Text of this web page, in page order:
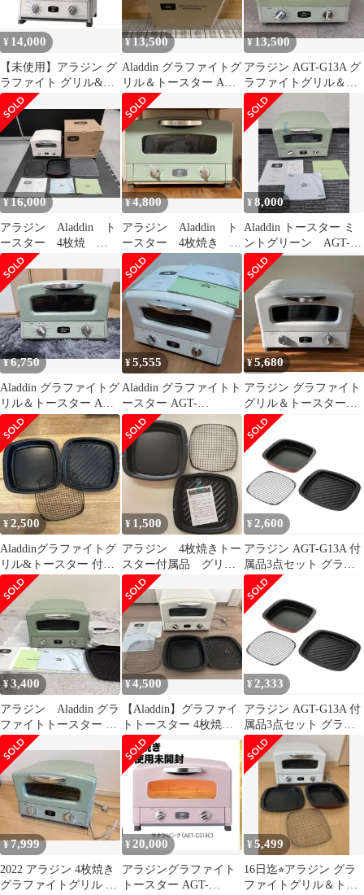
¥ 14,000
【未使用】アラジン グ
ラファイト グリル&ト
ースター ホワイト 4枚
焼き
¥13,500
Aladdin グラファイトグ
リル＆トースター AGT-
G13A(W)
¥13,500
アラジン AGT-G13A グ
ラファイトグリル＆ト
ースター 4枚焼き
¥16,000
アラジン Aladdin ト
ースター 4枚焼
AGT-G13A(W) ホワイ
ト
¥4,800
アラジン Aladdin ト
ースター 4枚焼き
2023年製
¥8,000
Aladdin トースター ミ
ントグリーン AGT-
G13A
¥6,750
Aladdin グラファイトグ
リル＆トースター AGT-
G13A
¥5,555
Aladdin グラファイトト
ースター AGT-
G13A(W) ホワイト4枚
焼き
¥5,680
アラジン グラファイト
グリル＆トースター
AGT-G13A 動作良好
¥2,500
Aladdinグラファイトグ
リル&トースター 付属
品3点セット AGT-
G13A
¥ 1,500
アラジン 4枚焼きトー
スター付属品 グリル
パン
¥ 2,600
アラジン AGT-G13A 付
属品3点セット グラフ
ァイトグリル＆トース
ター
¥3,400
アラジン Aladdin グラ
ファイトトースター 本
体 ジャンク品 2021
年製
¥4,500
【Aladdin】グラファイ
トトースター 4枚焼き/
型番：AGT-G13A
¥ 2,333
アラジン AGT-G13A 付
属品3点セット グラフ
ァイトグリル＆トース
ター
¥7,999
2022 アラジン 4枚焼き
グラファイトグリル ト
¥ 20,000
アラジングラファイト
トースター AGT-
¥5,499
16日迄⭐︎アラジン グラ
ファイトグリル＆トー